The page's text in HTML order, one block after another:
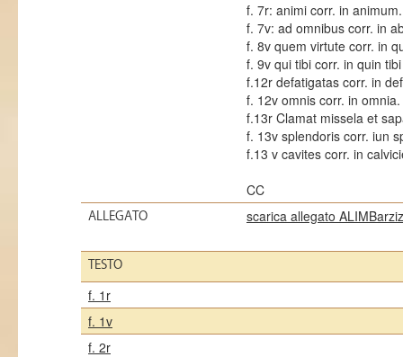
f. 7r: animi corr. in animum.
f. 7v: ad omnibus corr. in
f. 8v quem virtute corr. in
f. 9v qui tibi corr. in quin tibi
f.12r defatigatas corr. in
f. 12v omnis corr. in omnia.
f.13r Clamat missela et
f. 13v splendoris corr. iun
f.13 v cavites corr. in
CC
ALLEGATO scarica allegato
TESTO
f. 1r
f. 1v
f. 2r